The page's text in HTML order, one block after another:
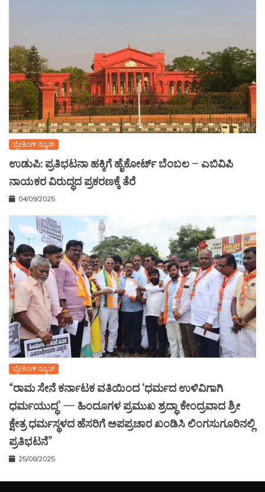
ಬ್ರೇಕಿಂಗ್ ನ್ಯೂಸ್
ಉಡುಪಿ: ಪ್ರತಿಭಟನಾ ಹಕ್ಕಿಗೆ ಹೈಕೋರ್ಟ್ ಬೆಂಬಲ – ಎಬಿವಿಪಿ
ನಾಯಕರ ವಿರುದ್ಧದ ಪ್ರಕರಣಕ್ಕೆ ತೆರೆ
04/09/2025
ಬ್ರೇಕಿಂಗ್ ನ್ಯೂಸ್
“ರಾಮ ಸೇನೆ ಕರ್ನಾಟಕ ವತಿಯಿಂದ ‘ಧರ್ಮದ ಉಳಿವಿಗಾಗಿ
ಧರ್ಮಯುದ್ಧ’ — ಹಿಂದೂಗಳ ಪ್ರಮುಖ ಶ್ರದ್ಧಾ ಕೇಂದ್ರವಾದ ಶ್ರೀ
ಕ್ಷೇತ್ರ ಧರ್ಮಸ್ಥಳದ ಹೆಸರಿಗೆ ಅಪಪ್ರಚಾರ ಖಂಡಿಸಿ ಲಿಂಗಸುಗೂರಿನಲ್ಲಿ
ಪ್ರತಿಭಟನೆ”
25/08/2025